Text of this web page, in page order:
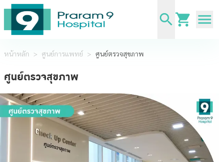
หน้าหลัก > ศูนย์การแพทย์ > ศูนย์ตรวจสุขภาพ
ศูนย์ตรวจสุขภาพ